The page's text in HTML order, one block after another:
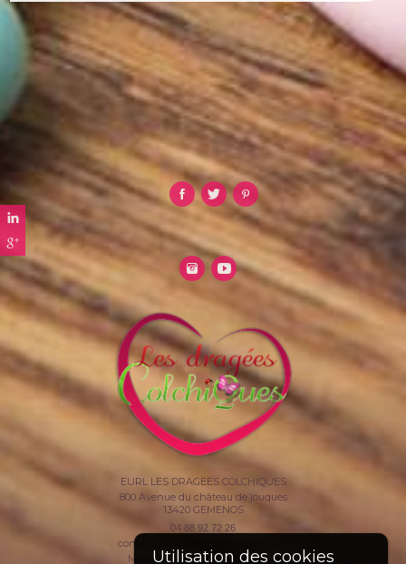
EURL LES DRAGEES COLCHIQUES
800 Avenue du château de jouques
13420 GEMENOS
04 88 92 72 26
contact@lesdrageescolchiques.com
Mardi au Samedi >>> 10H / 19 H